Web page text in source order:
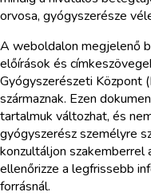
orvosa, gyógyszerésze
A weboldalon megjelenő
előírások és
Gyógyszerészeti Központ
származnak. Ezen
tartalmuk változhat, és
gyógyszerész személyre
konzultáljon szakemberrel
ellenőrizze a legfrissebb
forrásnál.